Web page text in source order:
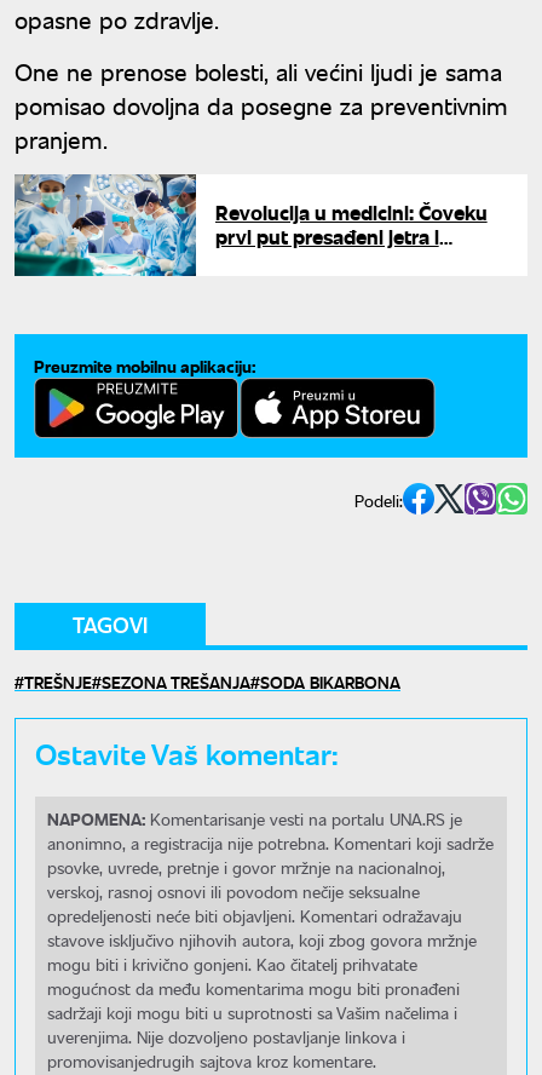
opasne po zdravlje.
One ne prenose bolesti, ali većini ljudi je sama
pomisao dovoljna da posegne za preventivnim
pranjem.
Revolucija u medicini: Čoveku
prvi put presađeni jetra i
Preuzmite mobilnu aplikaciju:
Podeli:
TAGOVI
TREŠNJE SEZONA TREŠANJA SODA BIKARBONA
Ostavite Vaš komentar:
NAPOMENA: Komentarisanje vesti na portalu UNA.RS je
anonimno, a registracija nije potrebna. Komentari koji sadrže
psovke, uvrede, pretnje i govor mržnje na nacionalnoj,
verskoj, rasnoj osnovi ili povodom nečije seksualne
opredeljenosti neće biti objavljeni. Komentari odražavaju
stavove isključivo njihovih autora, koji zbog govora mržnje
mogu biti i krivično gonjeni. Kao čitatelj prihvatate
mogućnost da među komentarima mogu biti pronađeni
sadržaji koji mogu biti u suprotnosti sa Vašim načelima i
uverenjima. Nije dozvoljeno postavljanje linkova i
promovisanjedrugih sajtova kroz komentare.